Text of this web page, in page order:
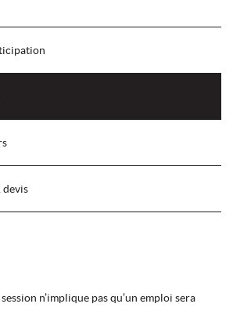
devis
n’implique pas qu’un emploi sera